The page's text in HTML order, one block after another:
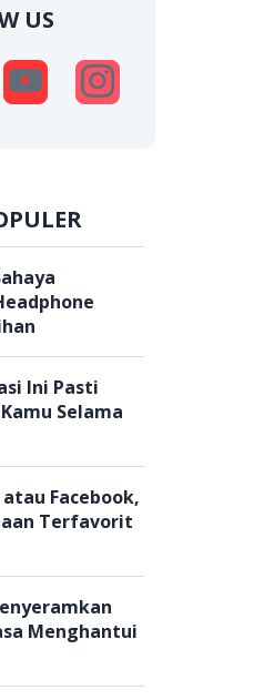
US
Ini Pasti
Selama
Facebook,
Terfavorit
Menghantui